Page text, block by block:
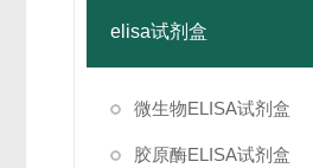
elisa试剂盒
微生物ELISA试剂盒
胶原酶ELISA试剂盒